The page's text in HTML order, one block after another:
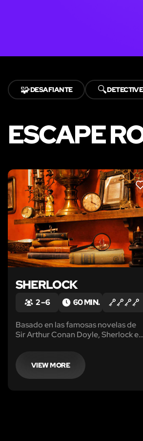
🧩DESAFIANTE 🔍
ESCAPE
SHERLOCK
2 – 6 60 MIN.
Basado en las famosas novelas de
Sir Arthur Conan Doyle, Sherlock es
célebre detective Sherlock Holmes.
VIEW MORE